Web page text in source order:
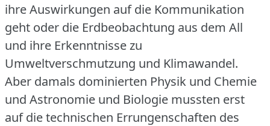
ihre Auswirkungen auf die Kommunikation
geht oder die Erdbeobachtung aus dem All
und ihre Erkenntnisse zu
Umweltverschmutzung und Klimawandel.
Aber damals dominierten Physik und Chemie
und Astronomie und Biologie mussten erst
auf die technischen Errungenschaften des